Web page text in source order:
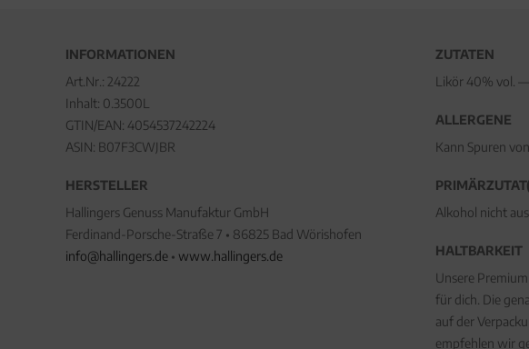
INFORMATIONEN
Art.Nr.: 24222
Inhalt: 0.3500L
GTIN/EAN: 4054537242224
ASIN: B07F3CWJBR
HERSTELLER
Hallingers Genuss Manufaktur GmbH
Ferdinand-Porsche-Straße 7 • 86825 Bad Wörishofen
info@hallingers.de • www.hallingers.de
ZUTATEN
Likör 40% vol. —
ALLERGENE
Kann Spuren
Alkohol nicht
HALTBARKEIT
Unsere
für dich. Die
auf der
empfehlen wir